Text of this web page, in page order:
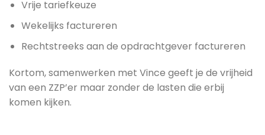
Vrije tariefkeuze
Wekelijks factureren
Rechtstreeks aan de opdrachtgever factureren
Kortom, samenwerken met Vince geeft je de vrijheid
van een ZZP’er maar zonder de lasten die erbij
komen kijken.